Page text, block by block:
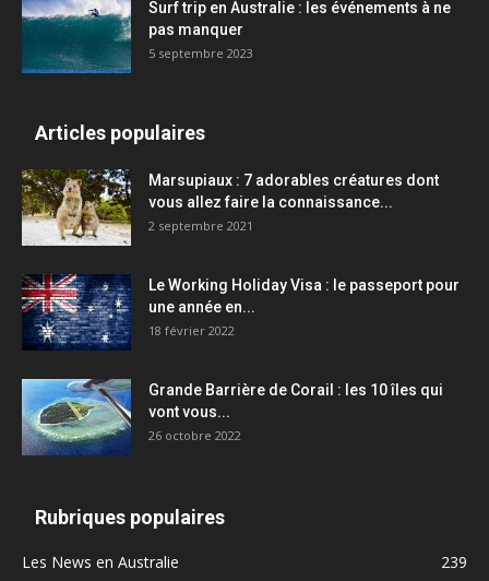
Surf trip en Australie : les événements à ne
pas manquer
5 septembre 2023
Articles populaires
Marsupiaux : 7 adorables créatures dont
vous allez faire la connaissance...
2 septembre 2021
Le Working Holiday Visa : le passeport pour
une année en...
18 février 2022
Grande Barrière de Corail : les 10 îles qui
vont vous...
26 octobre 2022
Rubriques populaires
Les News en Australie
239